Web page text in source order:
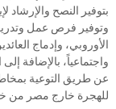
بتوفير النصح والإرشاد
وتوفير فرص عمل
الأوروبي، وإدماج
واجتماعياً، بالإضافة
عن طريق التوعية
للهجرة خارج مصر من